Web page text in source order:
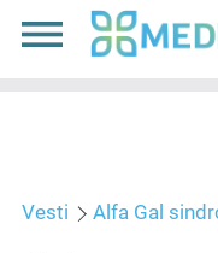
Vesti Alfa Gal